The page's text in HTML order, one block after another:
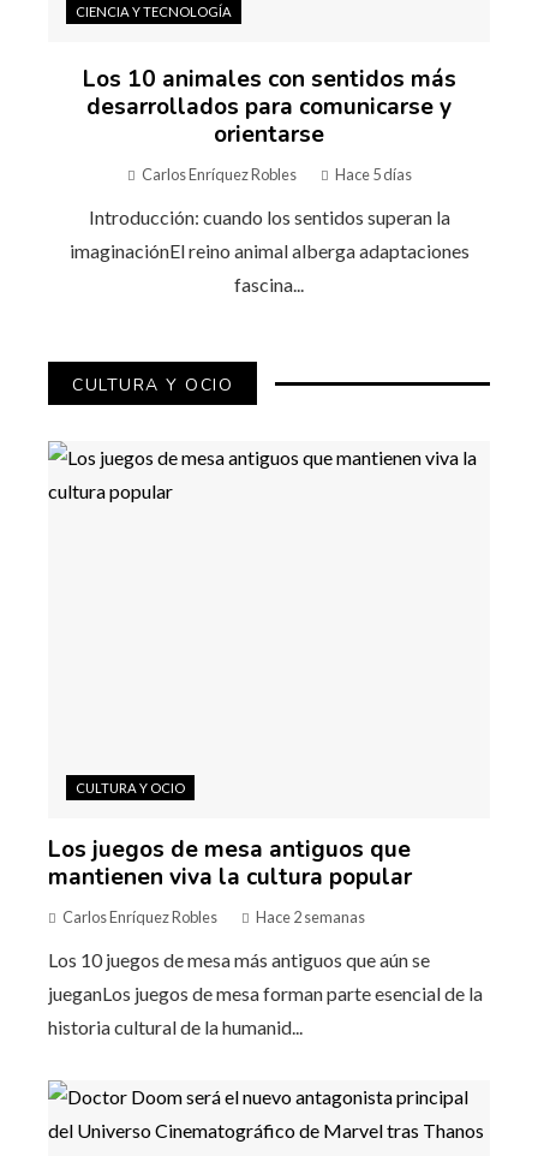
CIENCIA Y TECNOLOGÍA
Los 10 animales con sentidos más
desarrollados para comunicarse y
orientarse
Carlos Enríquez Robles Hace 5 días
Introducción: cuando los sentidos superan la
imaginaciónEl reino animal alberga adaptaciones
fascina...
CULTURA Y OCIO
CULTURA Y OCIO
Los juegos de mesa antiguos que
mantienen viva la cultura popular
Carlos Enríquez Robles Hace 2 semanas
Los 10 juegos de mesa más antiguos que aún se
jueganLos juegos de mesa forman parte esencial de la
historia cultural de la humanid...